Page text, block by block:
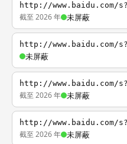
http://www.baidu.com/
截至 2026 年 未屏蔽
http://www.baidu.com/
未屏蔽
http://www.baidu.com/
截至 2026 年 未屏蔽
http://www.baidu.com/
截至 2026 年 未屏蔽